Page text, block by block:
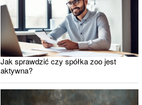
Jak sprawdzić czy spółka zoo jest
aktywna?